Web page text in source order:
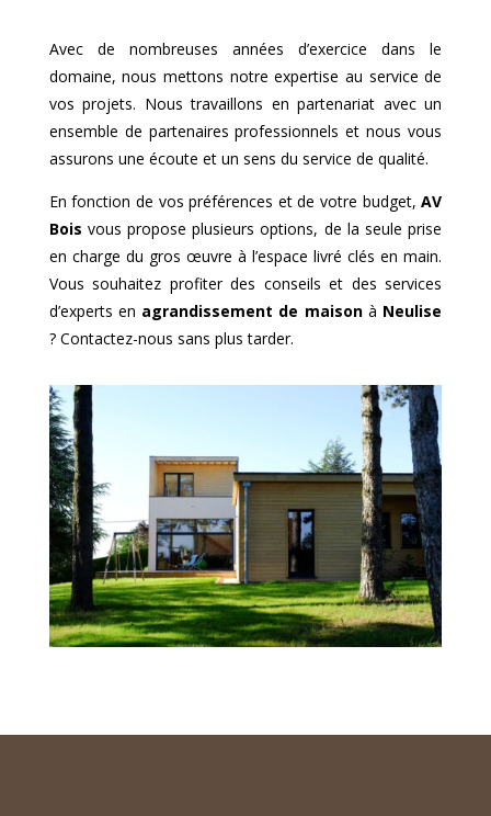
Avec de nombreuses années d’exercice dans le
domaine, nous mettons notre expertise au service de
vos projets. Nous travaillons en partenariat avec un
ensemble de partenaires professionnels et nous vous
assurons une écoute et un sens du service de qualité.
En fonction de vos préférences et de votre budget,AV
Bois vous propose plusieurs options, de la seule prise
en charge du gros œuvre à l’espace livré clés en main.
Vous souhaitez profiter des conseils et des services
d’experts en agrandissement de maisonà Neulise
? Contactez-nous sans plus tarder.